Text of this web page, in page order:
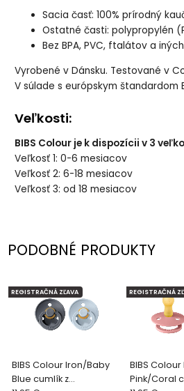
Sacia časť: 100% prírodný
Ostatné časti: polypropylén
Bez BPA, PVC, ftalátov a
Vyrobené v Dánsku. Testované v
V súlade s európskym štandardom
Veľkosti:
BIBS Colour je k dispozícii v 3
Veľkosť 1: 0-6 mesiacov
Veľkosť 2: 6-18 mesiacov
Veľkosť 3: od 18 mesiacov
PODOBNÉ PRODUKTY
BIBS Colour Iron/Baby
Blue cumlík z
REGISTRAČNÁ ZĽAVA
BIBS Colour
Pink/Coral
REGISTRAČNÁ